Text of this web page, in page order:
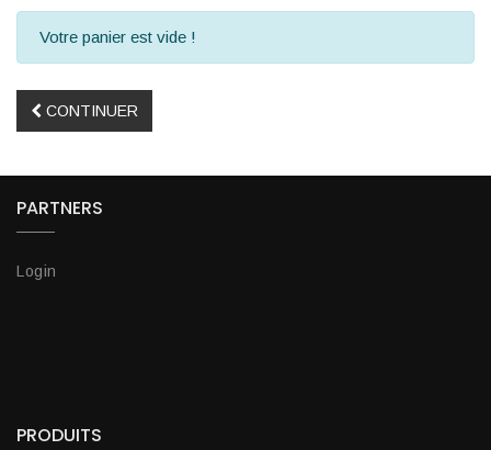
Votre panier est vide !
CONTINUER
PARTNERS
Login
PRODUITS